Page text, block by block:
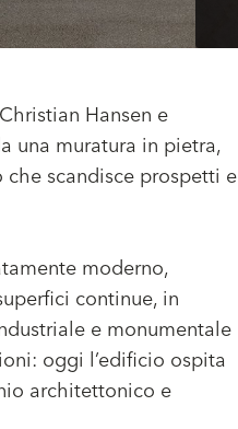
Hansen e
una muratura in pietra,
scandisce prospetti e
moderno,
continue, in
e monumentale
oggi l’edificio ospita
architettonico e